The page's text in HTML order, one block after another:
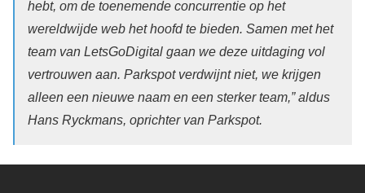
hebt, om de toenemende concurrentie op het
wereldwijde web het hoofd te bieden. Samen met het
team van LetsGoDigital gaan we deze uitdaging vol
vertrouwen aan. Parkspot verdwijnt niet, we krijgen
alleen een nieuwe naam en een sterker team,” aldus
Hans Ryckmans, oprichter van Parkspot.